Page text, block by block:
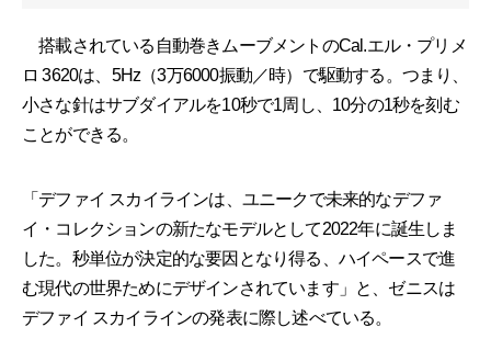
搭載されている自動巻きムーブメントのCal.エル・プリメ
ロ 3620は、5Hz（3万6000振動／時）で駆動する。つまり、
小さな針はサブダイアルを10秒で1周し、10分の1秒を刻む
ことができる。
「デファイ スカイラインは、ユニークで未来的なデファ
イ・コレクションの新たなモデルとして2022年に誕生しま
した。秒単位が決定的な要因となり得る、ハイペースで進
む現代の世界ためにデザインされています」と、ゼニスは
デファイ スカイラインの発表に際し述べている。